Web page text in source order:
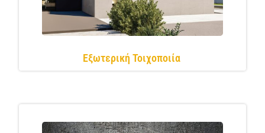
Εξωτερική Τοιχοποιία